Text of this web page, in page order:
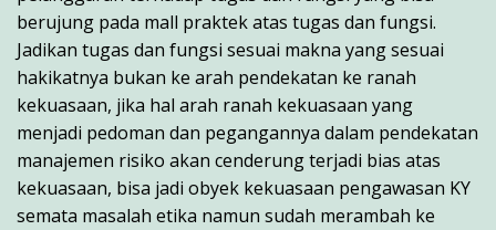
berujung pada mall praktek atas tugas dan fungsi.
Jadikan tugas dan fungsi sesuai makna yang sesuai
hakikatnya bukan ke arah pendekatan ke ranah
kekuasaan, jika hal arah ranah kekuasaan yang
menjadi pedoman dan pegangannya dalam pendekatan
manajemen risiko akan cenderung terjadi bias atas
kekuasaan, bisa jadi obyek kekuasaan pengawasan KY
semata masalah etika namun sudah merambah ke